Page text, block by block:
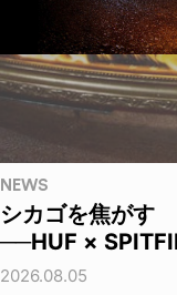
NEWS
シカゴを焦がす
──HUF ×
2026.08.05